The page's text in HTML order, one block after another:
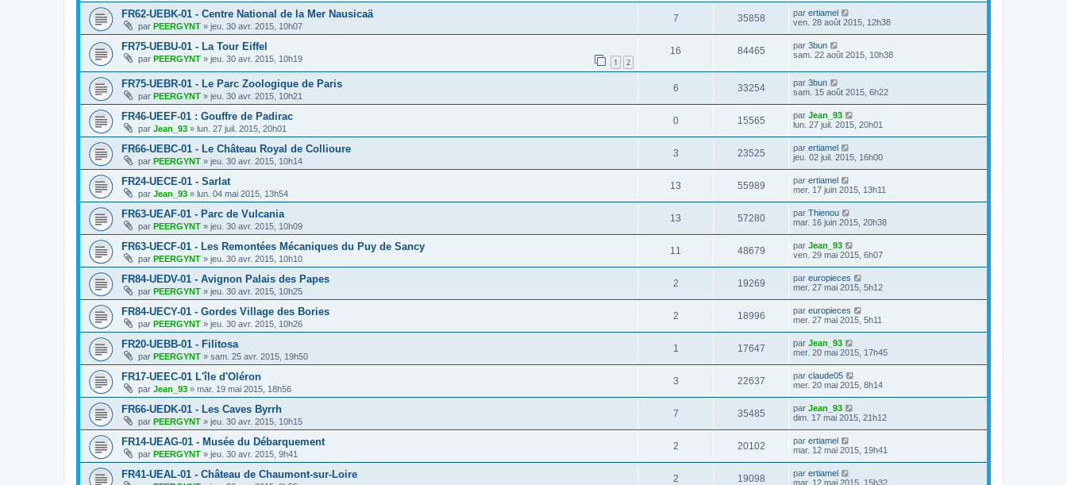
FR62-UEBK-01 - Centre National de la Mer Nausicaä
par PEERGYNT » jeu. 30 avr. 2015, 10h07
7 35858 par ertiamel
ven. 28 août 2015, 12h38
FR75-UEBU-01 - La Tour Eiffel
par PEERGYNT » jeu. 30 avr. 2015, 10h19 1 2
16 84465 par 3bun
sam. 22 août 2015, 10h38
FR75-UEBR-01 - Le Parc Zoologique de Paris
par PEERGYNT » jeu. 30 avr. 2015, 10h21
6 33254 par 3bun
sam. 15 août 2015, 6h22
FR46-UEEF-01 : Gouffre de Padirac
par Jean_93 » lun. 27 juil. 2015, 20h01
0 15565 par Jean_93
lun. 27 juil. 2015, 20h01
FR66-UEBC-01 - Le Château Royal de Collioure
par PEERGYNT » jeu. 30 avr. 2015, 10h14
3 23525 par ertiamel
jeu. 02 juil. 2015, 16h00
FR24-UECE-01 - Sarlat
par Jean_93 » lun. 04 mai 2015, 13h54
13 55989 par ertiamel
mer. 17 juin 2015, 13h11
FR63-UEAF-01 - Parc de Vulcania
par PEERGYNT » jeu. 30 avr. 2015, 10h09
13 57280 par Thienou
mar. 16 juin 2015, 20h38
FR63-UECF-01 - Les Remontées Mécaniques du Puy de Sancy
par PEERGYNT » jeu. 30 avr. 2015, 10h10
11 48679 par Jean_93
ven. 29 mai 2015, 6h07
FR84-UEDV-01 - Avignon Palais des Papes
par PEERGYNT » jeu. 30 avr. 2015, 10h25
2 19269 par europieces
mer. 27 mai 2015, 5h12
FR84-UECY-01 - Gordes Village des Bories
par PEERGYNT » jeu. 30 avr. 2015, 10h26
2 18996 par europieces
mer. 27 mai 2015, 5h11
FR20-UEBB-01 - Filitosa
par PEERGYNT » sam. 25 avr. 2015, 19h50
1 17647 par Jean_93
mer. 20 mai 2015, 17h45
FR17-UEEC-01 L'île d'Oléron
par Jean_93 » mar. 19 mai 2015, 18h56
3 22637 par claude05
mer. 20 mai 2015, 8h14
FR66-UEDK-01 - Les Caves Byrrh
par PEERGYNT » jeu. 30 avr. 2015, 10h15
7 35485 par Jean_93
dim. 17 mai 2015, 21h12
FR14-UEAG-01 - Musée du Débarquement
par PEERGYNT » jeu. 30 avr. 2015, 9h41
2 20102 par ertiamel
mar. 12 mai 2015, 19h41
FR41-UEAL-01 - Château de Chaumont-sur-Loire 2 19098 par ertiamel
mar. 12 mai 2015, 15h32